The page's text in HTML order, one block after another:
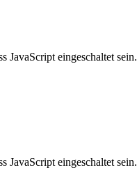
JavaScript eingeschaltet sein.
JavaScript eingeschaltet sein.